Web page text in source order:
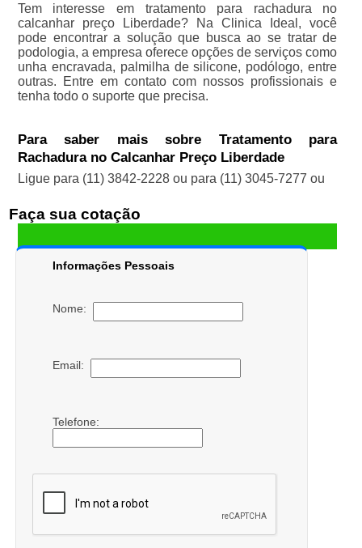
Tem interesse em tratamento para rachadura no
calcanhar preço Liberdade? Na Clinica Ideal, você
pode encontrar a solução que busca ao se tratar de
podologia, a empresa oferece opções de serviços como
unha encravada, palmilha de silicone, podólogo, entre
outras. Entre em contato com nossos profissionais e
tenha todo o suporte que precisa.
Para saber mais sobre Tratamento para
Rachadura no Calcanhar Preço Liberdade
Ligue para (11) 3842-2228ou para (11) 3045-7277 ou
Faça sua cotação
Informações Pessoais
Nome:
Email:
Telefone: